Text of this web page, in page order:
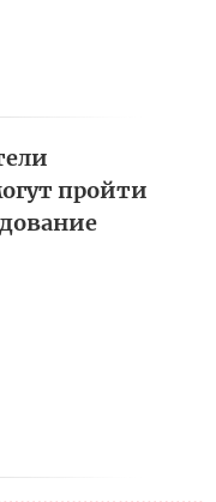
пройти